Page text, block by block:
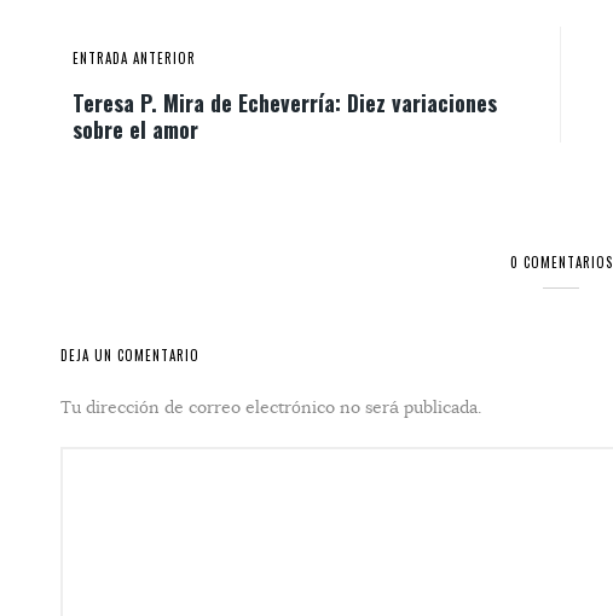
ENTRADA ANTERIOR
Teresa P. Mira de Echeverría: Diez variaciones
sobre el amor
0 COMENTARIOS
DEJA UN COMENTARIO
Tu dirección de correo electrónico no será publicada.